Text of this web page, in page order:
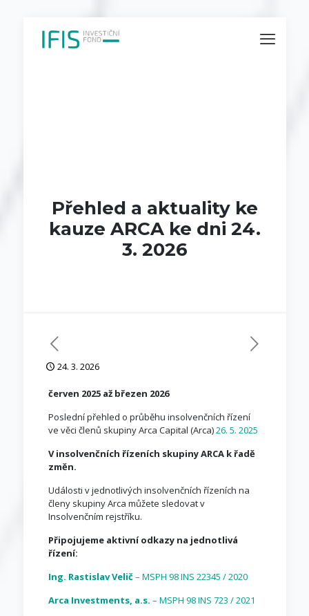
Přehled a aktuality ke
kauze ARCA ke dni 24.
3. 2026
24. 3. 2026
červen 2025 až březen 2026
Poslední přehled o průběhu insolvenčních řízení
ve věci členů skupiny Arca Capital (Arca)26. 5. 2025
V insolvenčních řízeních skupiny ARCA k řadě
změn.
Události v jednotlivých insolvenčních řízeních na
členy skupiny Arca můžete sledovat v
Insolvenčním rejstříku.
Připojujeme aktivní odkazy na jednotlivá
řízení:
Ing. Rastislav Velič– MSPH 98 INS 22345 / 2020
Arca Investments, a.s. – MSPH 98 INS 723 / 2021